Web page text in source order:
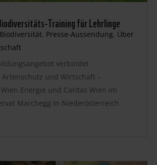
Training für Lehrlinge
Biodiversität, Presse-Aussendung, Über
verbindet
und Wirtschaft –
Energie und Caritas Wien im
Marchegg in Niederösterreich